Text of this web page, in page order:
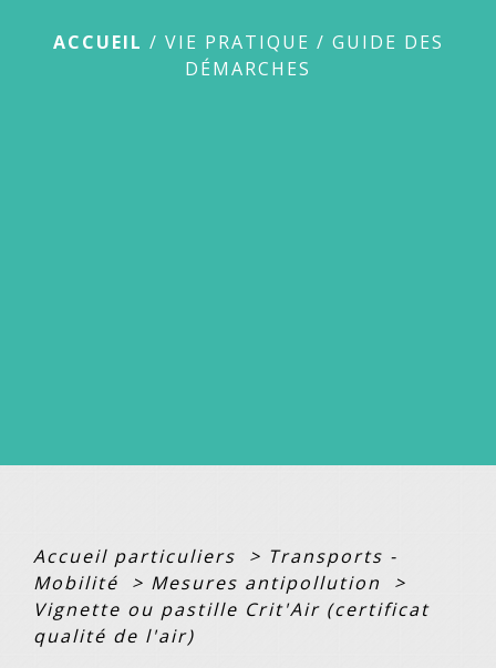
ACCUEIL / VIE PRATIQUE / GUIDE DES
DÉMARCHES
Accueil particuliers > Transports -
Mobilité
> Mesures antipollution
>
Vignette ou pastille Crit'Air (certificat
qualité de l'air)